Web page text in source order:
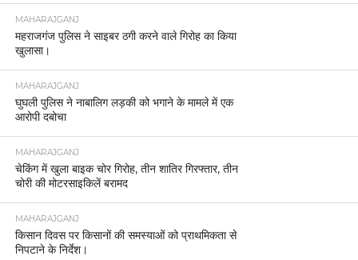
MAHARAJGANJ
महराजगंज पुलिस ने साइबर ठगी करने वाले गिरोह का किया
खुलासा।
MAHARAJGANJ
घुघली पुलिस ने नाबालिग लड़की को भगाने के मामले में एक
आरोपी दबोचा
MAHARAJGANJ
चेकिंग में खुला बाइक चोर गिरोह, तीन शातिर गिरफ्तार, तीन
चोरी की मोटरसाइकिलें बरामद
MAHARAJGANJ
किसान दिवस पर किसानों की समस्याओं को प्राथमिकता से
निपटाने के निर्देश।